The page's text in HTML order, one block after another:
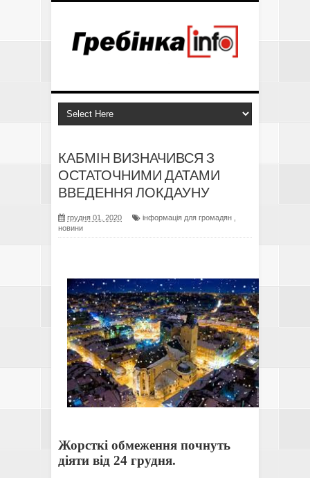
КАБМІН ВИЗНАЧИВСЯ З
ОСТАТОЧНИМИ ДАТАМИ
ВВЕДЕННЯ ЛОКДАУНУ
грудня 01, 2020 інформація для громадян
новини
Жорсткі обмеження почнуть
діяти від 24 грудня.